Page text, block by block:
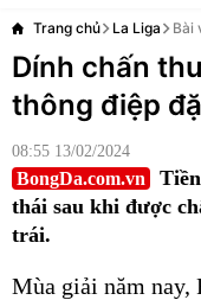
Trang chủ La Liga Bài
Dính chấn
thông điệp
08:55 13/02/2024
BongDa.com.vn
thái sau khi được
trái.
Mùa giải năm nay,